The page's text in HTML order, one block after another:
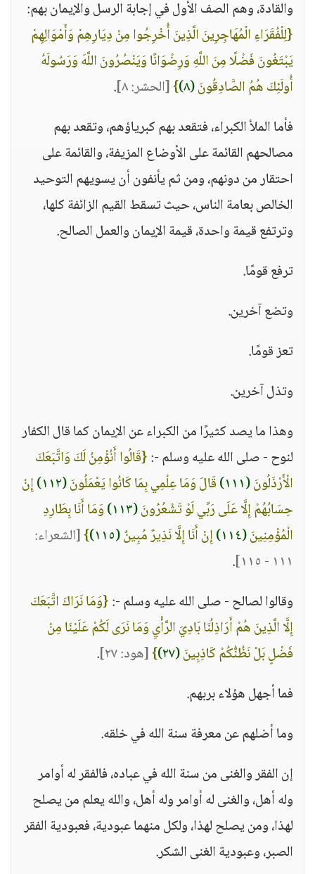
والقادة، وهم الصف الأول في إجابة الرسل والإيمان بهم:
{لِلْفُقَرَاءِ الْمُهَاجِرِينَ الَّذِينَ أُخْرِجُوا مِنْ دِيَارِهِمْ وَأَمْوَالِهِمْ
يَبْتَغُونَ فَضْلًا مِنَ اللَّهِ وَرِضْوَانًا وَيَنْصُرُونَ اللَّهَ وَرَسُولَهُ
أُولَئِكَ هُمُ الصَّادِقُونَ(٨) }[الحشر: ٨]
.
فأما الملأ الكبراء، فتقعد بهم كبرياؤهم، وتقعد بهم
مصالحهم القائمة على الأوضاع المزيفة، والقائمة على
احتقار من دونهم، ومن ثم يأنفون أن يسويهم التوحيد
الخالص بعامة الناس، حيث تسقط القيم الزائفة كلها،
وترتفع قيمة واحدة، قيمة الإيمان والعمل الصالح.
ترفع قومًا.
وتضع آخرين.
تعز قومًا.
وتذل آخرين.
وهذا ما يصد كثيرًا من الكبراء عن الإيمان كما قال الكفار
لنوح - صلى الله عليه وسلم -:{قَالُوا أَنُؤْمِنُ لَكَ وَاتَّبَعَكَ
الْأَرْذَلُونَ(١١١) قَالَ وَمَا عِلْمِي بِمَا كَانُوا يَعْمَلُونَ(١١٢)
إِنْ
حِسَابُهُمْ إِلَّا عَلَى رَبِّي لَوْ تَشْعُرُونَ(١١٣)
وَمَا أَنَا بِطَارِدِ
الْمُؤْمِنِينَ(١١٤) إِنْ أَنَا إِلَّا نَذِيرٌ مُبِينٌ(١١٥) }[الشعراء:
١١١ - ١١٥]
.
وقالوا لصالح - صلى الله عليه وسلم -:{وَمَا نَرَاكَ اتَّبَعَكَ
إِلَّا الَّذِينَ هُمْ أَرَاذِلُنَا بَادِيَ الرَّأْيِ وَمَا نَرَى لَكُمْ عَلَيْنَا مِنْ
فَضْلٍ بَلْ نَظُنُّكُمْ كَاذِبِينَ(٢٧) }[هود: ٢٧]
.
فما أجهل هؤلاء بربهم.
وما أضلهم عن معرفة سنة الله في خلقه.
إن الفقر والغنى من سنة الله في عباده، فالفقر له أوامر
وله أهل، والغنى له أوامر وله أهل، والله يعلم من يصلح
لهذا، ومن يصلح لهذا، ولكل منهما عبودية، فعبودية الفقر
الصبر، وعبودية الغنى الشكر.